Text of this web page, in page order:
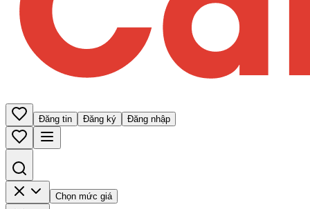
Đăng tin Đăng ký Đăng nhập
Chọn mức giá